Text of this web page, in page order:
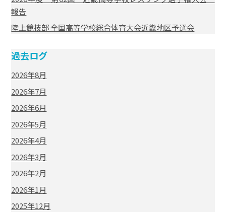
報告
陸上競技部 全国高等学校総合体育大会近畿地区予選会
過去ログ
2026年8月
2026年7月
2026年6月
2026年5月
2026年4月
2026年3月
2026年2月
2026年1月
2025年12月